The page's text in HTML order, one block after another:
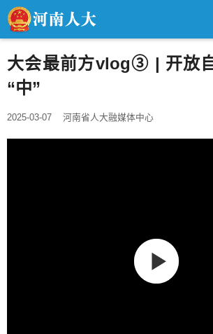
大会最前方vlog③ | 开放
“中”
2025-03-07 河南省人大融媒体中心